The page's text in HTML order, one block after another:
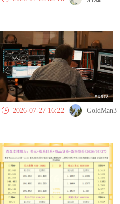
2026-07-27 16:22 GoldMan3